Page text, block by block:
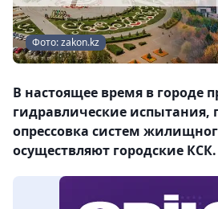
Фото: zakon.kz
В настоящее время в городе
гидравлические испытания,
опрессовка систем
осуществляют городские КСК.